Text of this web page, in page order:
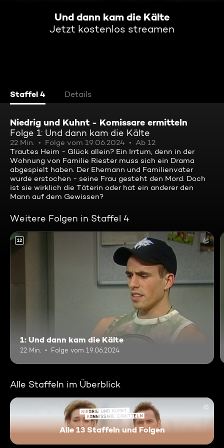
Und dann kam die Kälte
Jetzt kostenlos streamen
Staffel 4 Details
Niedrig und Kuhnt - Komissare ermitteln
Folge 1: Und dann kam die Kälte
22 Min. Folge vom 19.06.2024
Ab 12
Trautes Heim - Glück allein? Ein Irrtum, denn in der
Wohnung von Familie Riester muss sich ein Drama
abgespielt haben. Der Ehemann und Familienvater
wurde erstochen - seine Frau gesteht den Mord. Doch
ist sie wirklich die Täterin oder hat ein anderer den
Mann auf dem Gewissen?
Weitere Folgen in Staffel 4
12
1: Und dann kam die Kälte
22 Min. Folge vom 19.06.2024
Alle Staffeln im Überblick
Niedrig und Kuhnt -
Alle 13 Staffeln und Folgen